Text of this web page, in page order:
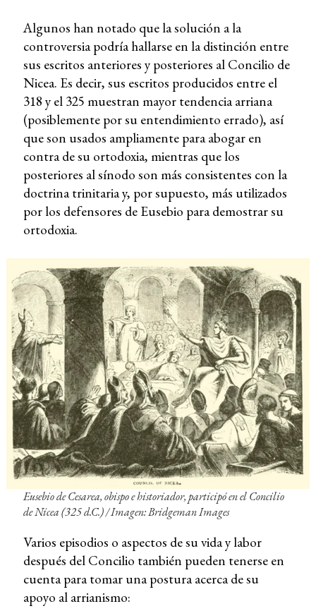
Algunos han notado que la solución a la
controversia podría hallarse en la distinción entre
sus escritos anteriores y posteriores al Concilio de
Nicea. Es decir, sus escritos producidos entre el
318 y el 325 muestran mayor tendencia arriana
(posiblemente por su entendimiento errado), así
que son usados ampliamente para abogar en
contra de su ortodoxia, mientras que los
posteriores al sínodo son más consistentes con la
doctrina trinitaria y, por supuesto, más utilizados
por los defensores de Eusebio para demostrar su
ortodoxia.
Eusebio de Cesarea, obispo e historiador, participó en el Concilio
de Nicea (325 d.C.) / Imagen: Bridgeman Images
Varios episodios o aspectos de su vida y labor
después del Concilio también pueden tenerse en
cuenta para tomar una postura acerca de su
apoyo al arrianismo: